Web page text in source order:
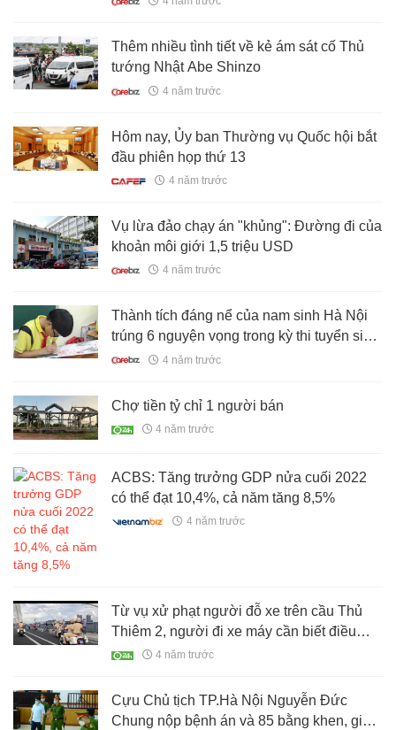
Thêm nhiều tình tiết về kẻ ám sát cố Thủ
tướng Nhật Abe Shinzo
4 năm trước
Hôm nay, Ủy ban Thường vụ Quốc hội bắt
đầu phiên họp thứ 13
4 năm trước
Vụ lừa đảo chạy án "khủng": Đường đi của
khoản môi giới 1,5 triệu USD
4 năm trước
Thành tích đáng nể của nam sinh Hà Nội
trúng 6 nguyện vọng trong kỳ thi tuyển sinh
lớp 10
4 năm trước
Chợ tiền tỷ chỉ 1 người bán
4 năm trước
ACBS: Tăng trưởng GDP nửa cuối 2022
có thể đạt 10,4%, cả năm tăng 8,5%
4 năm trước
Từ vụ xử phạt người đỗ xe trên cầu Thủ
Thiêm 2, người đi xe máy cần biết điều
này
4 năm trước
Cựu Chủ tịch TP.Hà Nội Nguyễn Đức
Chung nộp bệnh án và 85 bằng khen, giấy